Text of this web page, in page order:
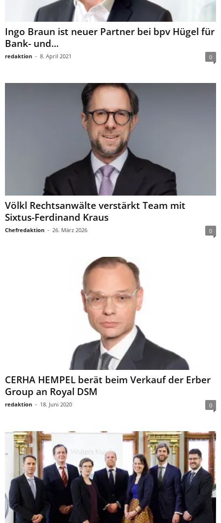
Ingo Braun ist neuer Partner bei bpv Hügel für
Bank- und...
redaktion - 8. April 2021 0
Völkl Rechtsanwälte verstärkt Team mit
Sixtus-Ferdinand Kraus
Chefredaktion - 26. März 2026 0
CERHA HEMPEL berät beim Verkauf der Erber
Group an Royal DSM
redaktion - 18. Juni 2020 0